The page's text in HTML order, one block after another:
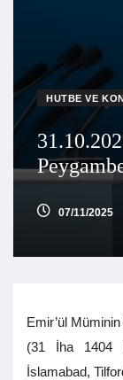
HUTBE VE
07/11/2025
Emir’ül
(31 İha 1404
İslamabad,